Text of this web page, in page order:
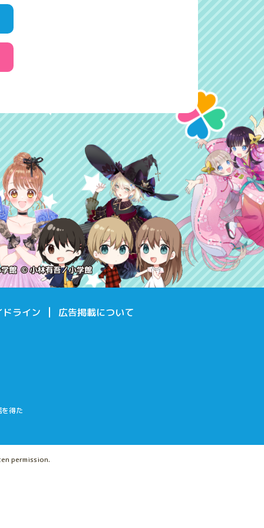
ライン 広告掲載について
得た
permission.